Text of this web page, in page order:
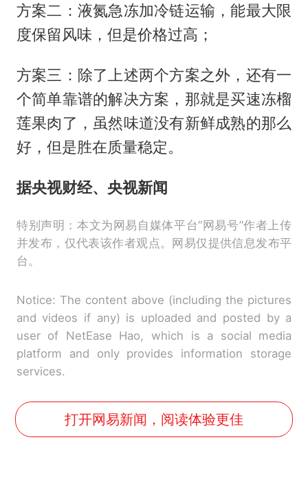
方案二：液氮急冻加冷链运输，能最大限
度保留风味，但是价格过高；
方案三：除了上述两个方案之外，还有一
个简单靠谱的解决方案，那就是买速冻榴
莲果肉了，虽然味道没有新鲜成熟的那么
好，但是胜在质量稳定。
据央视财经、央视新闻
特别声明：本文为网易自媒体平台“网易号”作者上传
并发布，仅代表该作者观点。网易仅提供信息发布平
台。
Notice: The content above (including the pictures
and videos if any) is uploaded and posted by a
user of NetEase Hao, which is a social media
platform and only provides information storage
services.
打开网易新闻，阅读体验更佳